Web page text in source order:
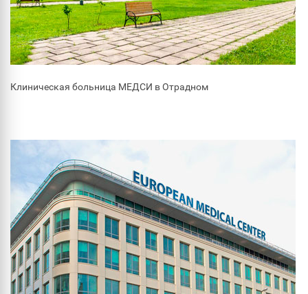
Клиническая больница МЕДСИ в Отрадном